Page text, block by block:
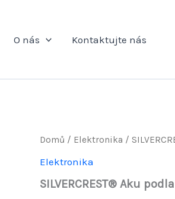
O nás Kontaktujte nás
Domů / Elektronika /
Elektronika
SILVERCREST® Aku